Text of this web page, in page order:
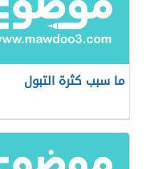
ما سبب كثرة التبول